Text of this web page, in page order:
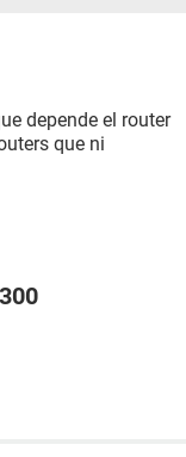
depende el router
que ni